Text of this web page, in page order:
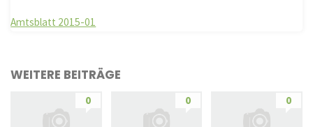
Amtsblatt 2015-01
WEITERE BEITRÄGE
0 0 0